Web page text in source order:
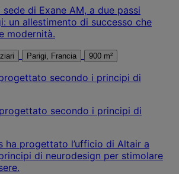
di Exane AM, a due passi
un allestimento di successo che
modernità.
Parigi, Francia 900 m²
secondo i principi di
ha progettato l’ufficio di Altair a
di neurodesign per stimolare